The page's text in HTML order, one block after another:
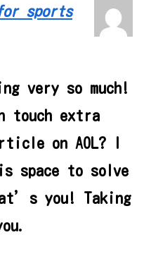
sports
very so much!
touch extra
on AOL? I
space to solve
you! Taking